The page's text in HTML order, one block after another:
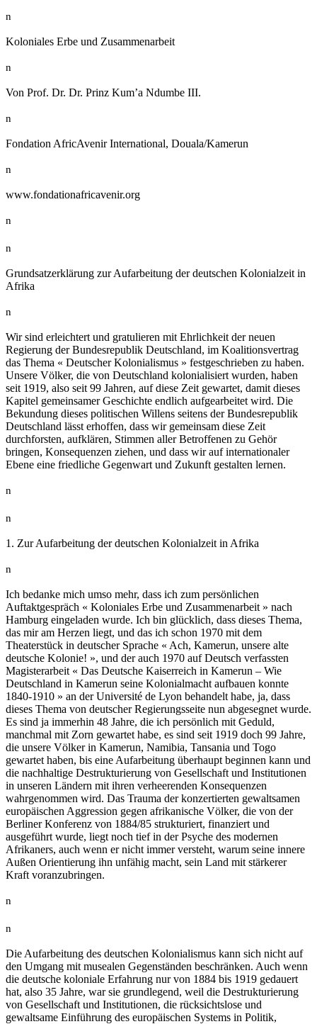
n
Koloniales Erbe und Zusammenarbeit
n
Von Prof. Dr. Dr. Prinz Kum’a Ndumbe III.
n
Fondation AfricAvenir International, Douala/Kamerun
n
www.fondationafricavenir.org
n
n
Grundsatzerklärung zur Aufarbeitung der deutschen Kolonialzeit in
Afrika
n
Wir sind erleichtert und gratulieren mit Ehrlichkeit der neuen
Regierung der Bundesrepublik Deutschland, im Koalitionsvertrag
das Thema « Deutscher Kolonialismus » festgeschrieben zu haben.
Unsere Völker, die von Deutschland kolonialisiert wurden, haben
seit 1919, also seit 99 Jahren, auf diese Zeit gewartet, damit dieses
Kapitel gemeinsamer Geschichte endlich aufgearbeitet wird. Die
Bekundung dieses politischen Willens seitens der Bundesrepublik
Deutschland lässt erhoffen, dass wir gemeinsam diese Zeit
durchforsten, aufklären, Stimmen aller Betroffenen zu Gehör
bringen, Konsequenzen ziehen, und dass wir auf internationaler
Ebene eine friedliche Gegenwart und Zukunft gestalten lernen.
n
n
1. Zur Aufarbeitung der deutschen Kolonialzeit in Afrika
n
Ich bedanke mich umso mehr, dass ich zum persönlichen
Auftaktgespräch « Koloniales Erbe und Zusammenarbeit » nach
Hamburg eingeladen wurde. Ich bin glücklich, dass dieses Thema,
das mir am Herzen liegt, und das ich schon 1970 mit dem
Theaterstück in deutscher Sprache « Ach, Kamerun, unsere alte
deutsche Kolonie! », und der auch 1970 auf Deutsch verfassten
Magisterarbeit « Das Deutsche Kaiserreich in Kamerun – Wie
Deutschland in Kamerun seine Kolonialmacht aufbauen konnte
1840-1910 » an der Université de Lyon behandelt habe, ja, dass
dieses Thema von deutscher Regierungsseite nun abgesegnet wurde.
Es sind ja immerhin 48 Jahre, die ich persönlich mit Geduld,
manchmal mit Zorn gewartet habe, es sind seit 1919 doch 99 Jahre,
die unsere Völker in Kamerun, Namibia, Tansania und Togo
gewartet haben, bis eine Aufarbeitung überhaupt beginnen kann und
die nachhaltige Destrukturierung von Gesellschaft und Institutionen
in unseren Ländern mit ihren verheerenden Konsequenzen
wahrgenommen wird. Das Trauma der konzertierten gewaltsamen
europäischen Aggression gegen afrikanische Völker, die von der
Berliner Konferenz von 1884/85 strukturiert, finanziert und
ausgeführt wurde, liegt noch tief in der Psyche des modernen
Afrikaners, auch wenn er nicht immer versteht, warum seine innere
Außen Orientierung ihn unfähig macht, sein Land mit stärkerer
Kraft voranzubringen.
n
n
Die Aufarbeitung des deutschen Kolonialismus kann sich nicht auf
den Umgang mit musealen Gegenständen beschränken. Auch wenn
die deutsche koloniale Erfahrung nur von 1884 bis 1919 gedauert
hat, also 35 Jahre, war sie grundlegend, weil die Destrukturierung
von Gesellschaft und Institutionen, die rücksichtslose und
gewaltsame Einführung des europäischen Systems in Politik,